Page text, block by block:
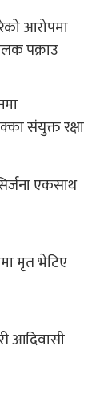
आरोपमा
पक्राउ
संयुक्त रक्षा
एकसाथ
मृत भेटिए
आदिवासी